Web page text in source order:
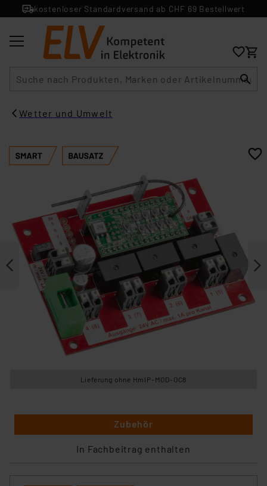
kostenloser Standardversand ab CHF 69 Bestellwert
Wetter und Umwelt
Lieferung ohne HmIP-MOD-OC8
Zubehör
In Fachbeitrag enthalten